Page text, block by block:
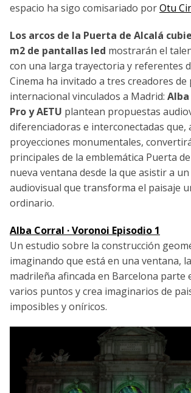
espacio ha sigo comisariado porOtu
Los arcos de la Puerta de Alcalá
m2 de pantallas led mostrarán el
con una larga trayectoria y referentes
Cinema ha invitado a tres creadores de
internacional vinculados a Madrid:
Pro y AETU plantean propuestas
diferenciadoras e interconectadas que,
proyecciones monumentales,
principales de la emblemática Puerta
nueva ventana desde la que asistir a un
audiovisual que transforma el paisaje
ordinario.
Alba Corral · Voronoi Episodio 1
Un estudio sobre la construcción
imaginando que está en una ventana,
madrileña afincada en Barcelona parte
varios puntos y crea imaginarios de
imposibles y oníricos.